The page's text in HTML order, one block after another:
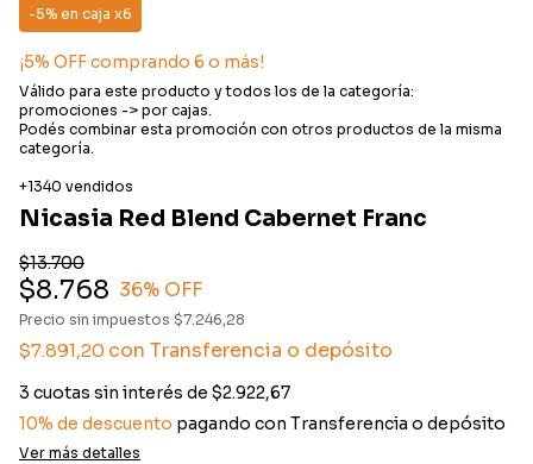
-5% en caja x6
¡5% OFF comprando 6 o más!
Válido para este producto y todos los de la categoría:
promociones -> por cajas.
Podés combinar esta promoción con otros productos de la misma
categoría.
+1340 vendidos
Nicasia Red Blend Cabernet Franc
$13.700
$8.768 36% OFF
Precio sin impuestos $7.246,28
$7.891,20 con Transferencia o depósito
3 cuotas sin interés de $2.922,67
10% de descuento pagando con Transferencia o depósito
Ver más detalles